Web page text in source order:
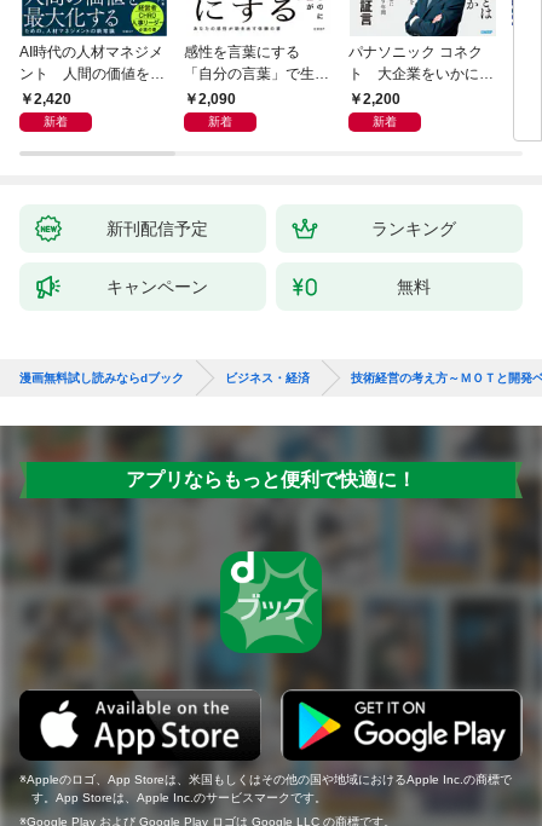
AI時代の人材マネジメ
ント 人間の価値を最
大化する条件
2,420
新着
感性を言葉にする
「自分の言葉」で生き
るための教科書
2,090
新着
パナソニック コネク
ト 大企業をいかに変
えるか
2,200
新着
新刊配信予定 ランキング
キャンペーン 無料
漫画無料試し読みならdブック ビジネス・経済 技術経営の考え方～ＭＯＴと開発
アプリならもっと便利で快適に！
Appleのロゴ、App Storeは、米国もしくはその他の国や地域におけるApple Inc.の商標で
す。App Storeは、Apple Inc.のサービスマークです。
Google Play および Google Play ロゴは Google LLC の商標です。